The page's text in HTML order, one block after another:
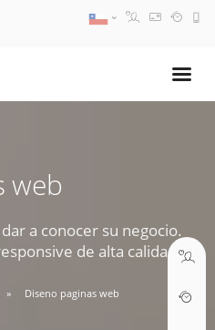
web
a conocer su negocio.
de alta calidad.
Diseno paginas web
PM